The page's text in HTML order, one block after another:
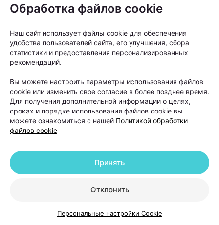
Как правило, пересадку рекомендуют людям с
выраженной андрогенетической алопецией, когда
теменной зоне, а консервативные методы уже не
позволяют добиться заметного улучшения.
Обработка файлов cookie
Наш сайт использует файлы cookie для обеспечения
удобства пользователей сайта, его улучшения, сбора
статистики и предоставления персонализированных
рекомендаций.
Вы можете настроить параметры использования файлов
cookie или изменить свое согласие в более позднее время.
Для получения дополнительной информации о целях,
сроках и порядке использования файлов cookie вы
можете ознакомиться с нашей Политикой обработки
файлов cookie
Отклонить
Принять
Персональные настройки Cookie